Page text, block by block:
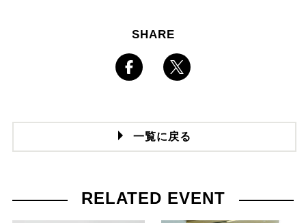
SHARE
一覧に戻る
RELATED EVENT